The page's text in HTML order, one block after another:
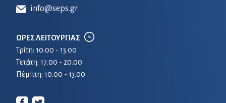
info@seps.gr
ΩΡΕΣ ΛΕΙΤΟΥΡΓΙΑΣ
Τρίτη: 10.00 - 13.00
Τετἀρτη: 17.00 - 20.00
Πέμπτη: 10.00 - 13.00